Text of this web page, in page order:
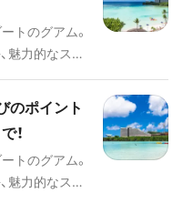
らも魅力が
えておきたい
ー選びのポイ
トのグアム。
魅力的なスポ
離島の雰囲
シュにもっ
ールで自分
リカングル
リピーターも
のポイント
！
トのグアム。
魅力的なスポ